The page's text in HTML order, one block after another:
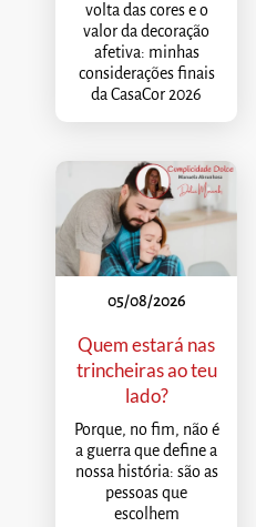
volta das cores e o
valor da decoração
afetiva: minhas
considerações finais
da CasaCor 2026
05/08/2026
Quem estará nas
trincheiras ao teu
lado?
Porque, no fim, não é
a guerra que define a
nossa história: são as
pessoas que
escolhem